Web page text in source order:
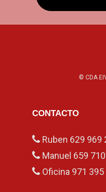
© CDA
CONTACTO
Ruben 629 969
Manuel 659
Oficina 971 395